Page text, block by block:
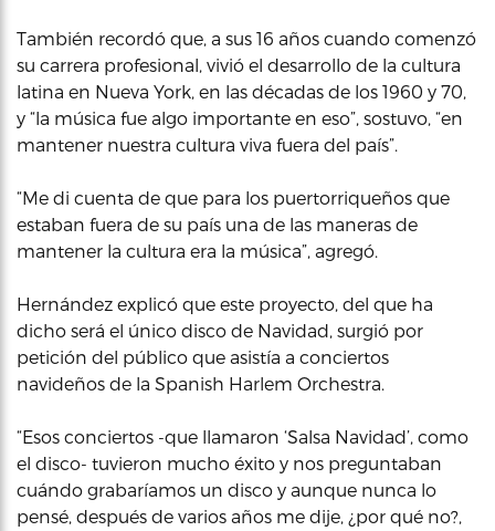
También recordó que, a sus 16 años cuando comenzó
su carrera profesional, vivió el desarrollo de la cultura
latina en Nueva York, en las décadas de los 1960 y 70,
y “la música fue algo importante en eso”, sostuvo, “en
mantener nuestra cultura viva fuera del país”.
“Me di cuenta de que para los puertorriqueños que
estaban fuera de su país una de las maneras de
mantener la cultura era la música”, agregó.
Hernández explicó que este proyecto, del que ha
dicho será el único disco de Navidad, surgió por
petición del público que asistía a conciertos
navideños de la Spanish Harlem Orchestra.
“Esos conciertos -que llamaron ‘Salsa Navidad’, como
el disco- tuvieron mucho éxito y nos preguntaban
cuándo grabaríamos un disco y aunque nunca lo
pensé, después de varios años me dije, ¿por qué no?,